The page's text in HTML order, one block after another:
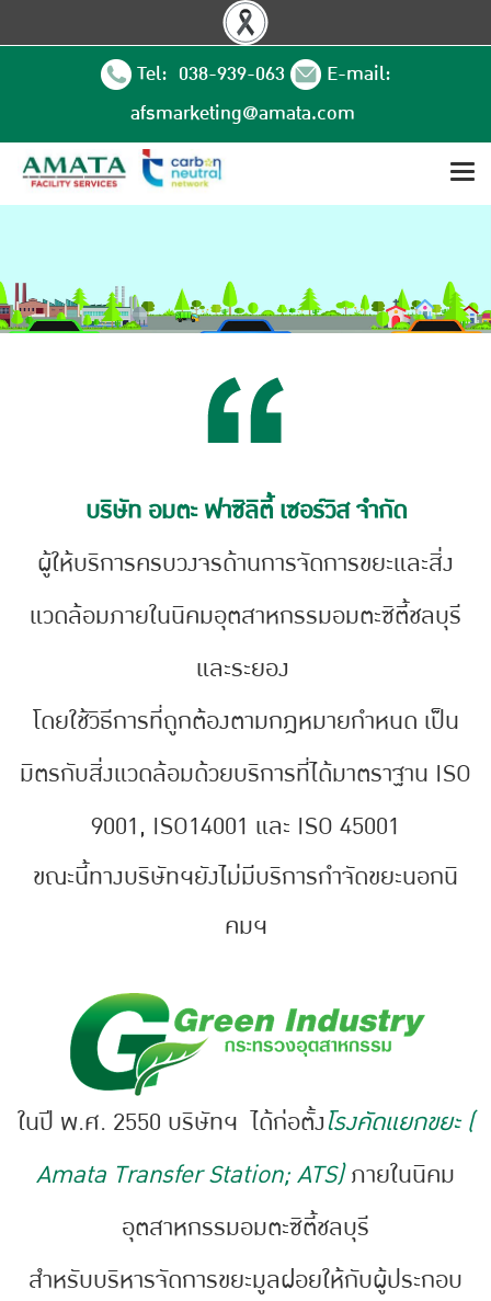
Tel: 038-939-063
E-mail:
afsmarketing@amata.com
บริษัท อมตะ ฟาซิลิตี้ เซอร์วิส จำกัด
ผู้ให้บริการครบวงจรด้านการจัดการขยะและสิ่ง
แวดล้อมภายในนิคมอุตสาหกรรมอมตะซิตี้ชลบุรี
และระยอง
โดยใช้วิธีการที่ถูกต้องตามกฎหมายกำหนด เป็น
มิตรกับสิ่งแวดล้อมด้วยบริการที่ได้มาตราฐาน ISO
9001, ISO14001 และ ISO 45001
ขณะนี้ทางบริษัทฯยังไม่มีบริการกำจัดขยะนอกนิ
คมฯ
ในปี พ.ศ. 2550 บริษัทฯ ได้ก่อตั้งโรงคัดแยกขยะ (
Amata Transfer Station; ATS)ภายในนิคม
อุตสาหกรรมอมตะซิตี้ชลบุรี
สำหรับบริหารจัดการขยะมูลฝอยให้กับผู้ประกอบ